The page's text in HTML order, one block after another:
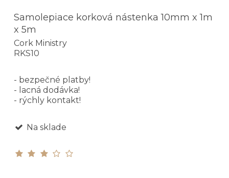
Samolepiace korková nástenka 10mm x 1m
x 5m
Cork Ministry
RKS10
- bezpečné platby!
- lacná dodávka!
- rýchly kontakt!
Na sklade